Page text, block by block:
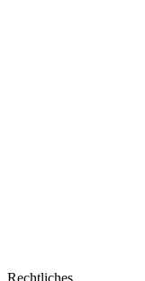
Rechtliches